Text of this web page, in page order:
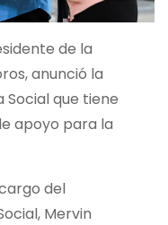
de la
anunció la
que tiene
apoyo para la
del
Mervin